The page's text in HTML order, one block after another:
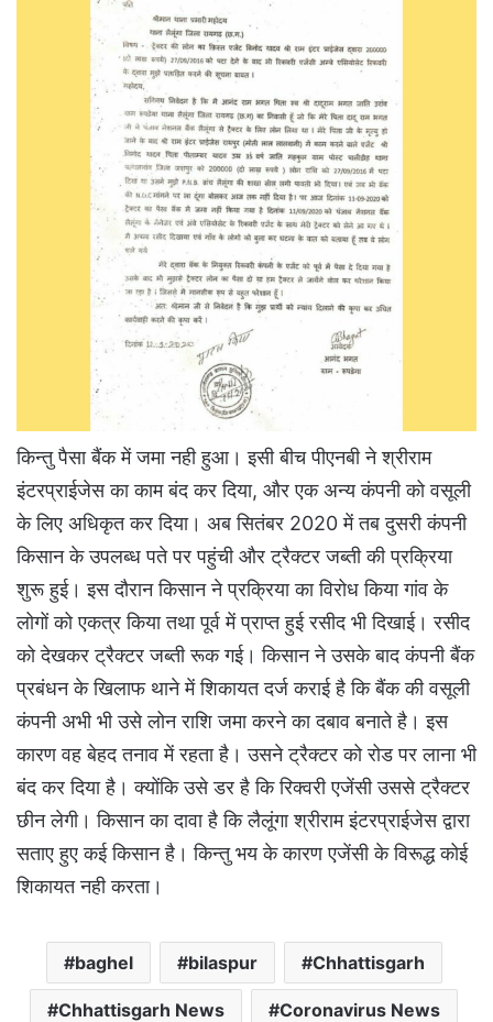
किन्तु पैसा बैंक में जमा नही हुआ। इसी बीच पीएनबी ने श्रीराम
इंटरप्राईजेस का काम बंद कर दिया, और एक अन्य कंपनी को वसूली
के लिए अधिकृत कर दिया। अब सितंबर 2020 में तब दुसरी कंपनी
किसान के उपलब्ध पते पर पहुंची और ट्रैक्टर जब्ती की प्रक्रिया
शुरू हुई। इस दौरान किसान ने प्रक्रिया का विरोध किया गांव के
लोगों को एकत्र किया तथा पूर्व में प्राप्त हुई रसीद भी दिखाई। रसीद
को देखकर ट्रैक्टर जब्ती रूक गई। किसान ने उसके बाद कंपनी बैंक
प्रबंधन के खिलाफ थाने में शिकायत दर्ज कराई है कि बैंक की वसूली
कंपनी अभी भी उसे लोन राशि जमा करने का दबाव बनाते है। इस
कारण वह बेहद तनाव में रहता है। उसने ट्रैक्टर को रोड पर लाना भी
बंद कर दिया है। क्योंकि उसे डर है कि रिक्वरी एजेंसी उससे ट्रैक्टर
छीन लेगी। किसान का दावा है कि लैलूंगा श्रीराम इंटरप्राईजेस द्वारा
सताए हुए कई किसान है। किन्तु भय के कारण एजेंसी के विरूद्ध कोई
शिकायत नही करता।
baghel bilaspur Chhattisgarh
Chhattisgarh News Coronavirus News